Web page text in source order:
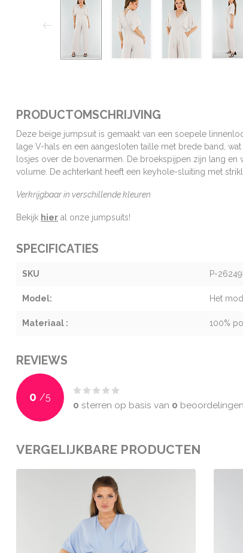
PRODUCTOMSCHRIJVING
Deze beige jumpsuit is gemaakt van een soepele
lage V-hals en een aangesloten taille met brede band,
losjes over de bovenarmen. De broekspijpen zijn lang
volume. De achterkant heeft een keyhole-sluiting met
Verkrijgbaar in verschillende kleuren
Bekijk hier al onze jumpsuits!
SPECIFICATIES
SKU P-
Model: Het
Materiaal : 100%
REVIEWS
0 /5
0 sterren op basis van 0 beoordelingen
VERGELIJKBARE PRODUCTEN